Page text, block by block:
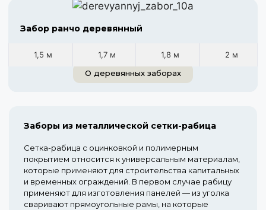
Забор ранчо деревянный
1,5 м 1,7 м 1,8 м
2 м
О деревянных заборах
Заборы из металлической сетки-рабица
Сетка-рабица с оцинковкой и полимерным
покрытием относится к универсальным материалам,
которые применяют для строительства капитальных
и временных ограждений. В первом случае рабицу
применяют для изготовления панелей — из уголка
сваривают прямоугольные рамы, на которые